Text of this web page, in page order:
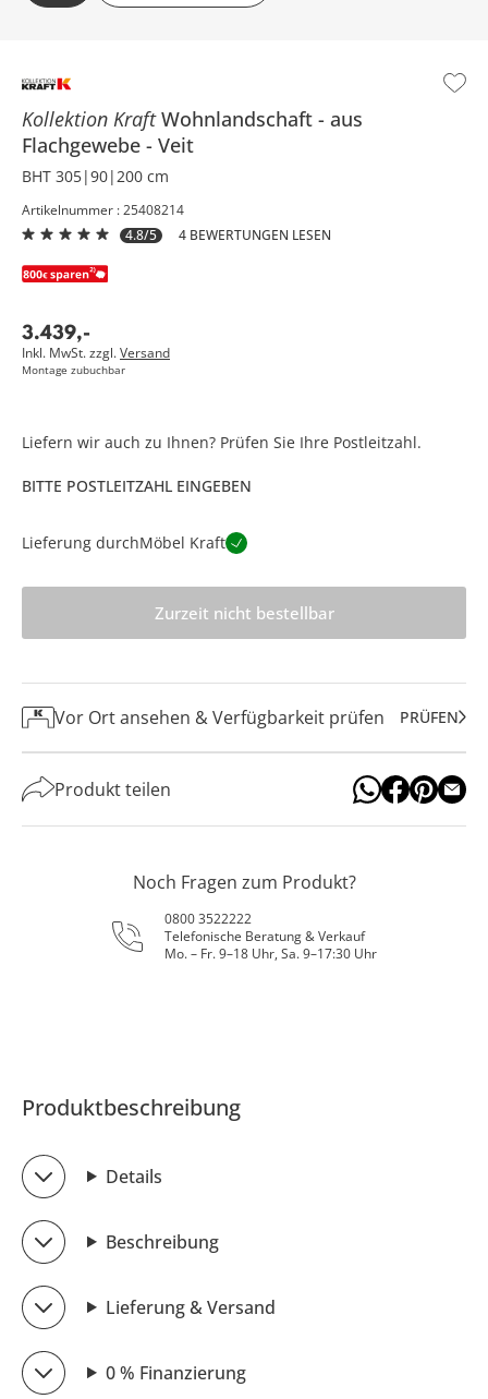
Kollektion KraftWohnlandschaft
aus
Flachgewebe
Veit
BHT 305|90|200 cm
Artikelnummer : 25408214
4.8/5
4 BEWERTUNGEN LESEN
3.439,-
Inkl. MwSt. zzgl.Versand
Montage zubuchbar
Liefern wir auch zu Ihnen? Prüfen Sie Ihre Postleitzahl.
BITTE POSTLEITZAHL EINGEBEN
Lieferung durchMöbel Kraft
Zurzeit nicht bestellbar
Vor Ort ansehen & Verfügbarkeit prüfen PRÜFEN
Produkt teilen
Noch Fragen zum Produkt?
0800 3522222
Telefonische Beratung & Verkauf
Mo. – Fr. 9–18 Uhr, Sa. 9–17:30 Uhr
Produktbeschreibung
Details
Beschreibung
Lieferung & Versand
0 % Finanzierung